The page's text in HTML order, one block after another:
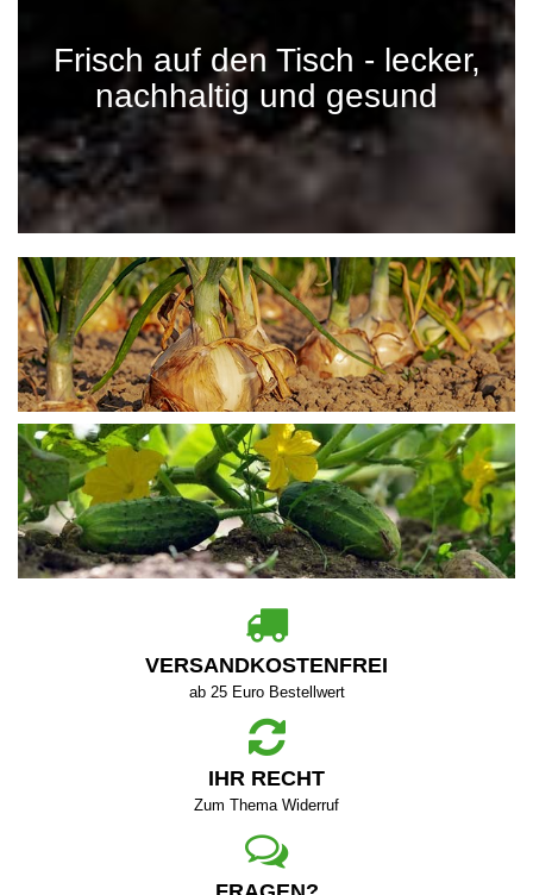
Frisch auf den Tisch - lecker,
nachhaltig und gesund
VERSANDKOSTENFREI
ab 25 Euro Bestellwert
IHR RECHT
Zum Thema Widerruf